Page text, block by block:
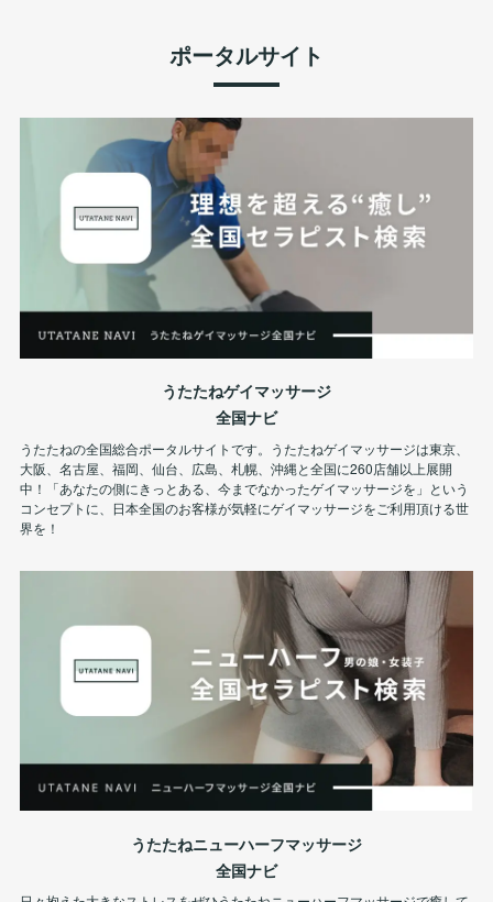
ポータルサイト
うたたねゲイマッサージ
全国ナビ
うたたねの全国総合ポータルサイトです。うたたねゲイマッサージは東京、
大阪、名古屋、福岡、仙台、広島、札幌、沖縄と全国に260店舗以上展開
中！「あなたの側にきっとある、今までなかったゲイマッサージを」という
コンセプトに、日本全国のお客様が気軽にゲイマッサージをご利用頂ける世
界を！
うたたねニューハーフマッサージ
全国ナビ